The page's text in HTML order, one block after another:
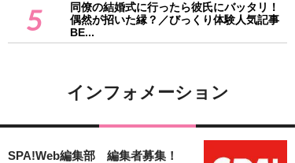
5
同僚の結婚式に行ったら彼氏にバッタリ！
偶然が招いた縁？／びっくり体験人気記事
BE...
インフォメーション
SPA!Web編集部 編集者募集！